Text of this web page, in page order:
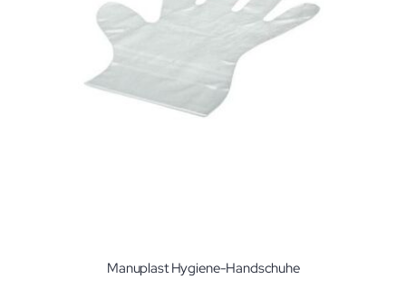
Manuplast Hygiene-Handschuhe